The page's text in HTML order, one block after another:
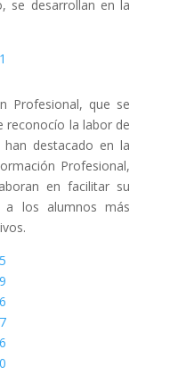
se desarrollan en la
Profesional, que se
reconocío la labor de
destacado en la
Profesional,
en facilitar su
a los alumnos más